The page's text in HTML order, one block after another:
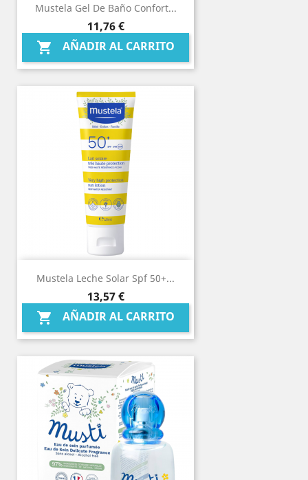
Mustela Gel De Baño Confort...
Precio
11,76 €
 AÑADIR AL CARRITO
Mustela Leche Solar Spf 50+...
Precio
13,57 €
 AÑADIR AL CARRITO